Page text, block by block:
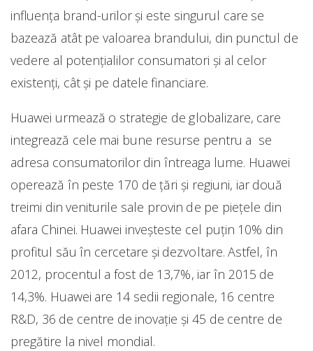
influența brand-urilor și este singurul care se
bazează atât pe valoarea brandului, din punctul de
vedere al potențialilor consumatori și al celor
existenți, cât și pe datele financiare.
Huawei urmează o strategie de globalizare, care
integrează cele mai bune resurse pentru a se
adresa consumatorilor din întreaga lume. Huawei
operează în peste 170 de țări și regiuni, iar două
treimi din veniturile sale provin de pe piețele din
afara Chinei. Huawei inveșteste cel puțin 10% din
profitul său în cercetare și dezvoltare. Astfel, în
2012, procentul a fost de 13,7%, iar în 2015 de
14,3%. Huawei are 14 sedii regionale, 16 centre
R&D, 36 de centre de inovație și 45 de centre de
pregătire la nivel mondial.